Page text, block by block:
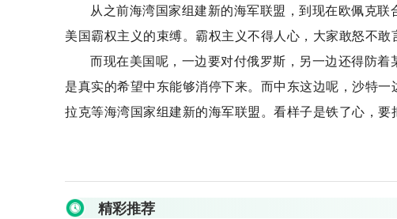
从之前海湾国家组建新的海军联盟，到现在欧佩克
美国霸权主义的束缚。霸权主义不得人心，大家敢怒不敢
而现在美国呢，一边要对付俄罗斯，另一边还得防
是真实的希望中东能够消停下来。而中东这边呢，沙特
拉克等海湾国家组建新的海军联盟。看样子是铁了心，要
精彩推荐